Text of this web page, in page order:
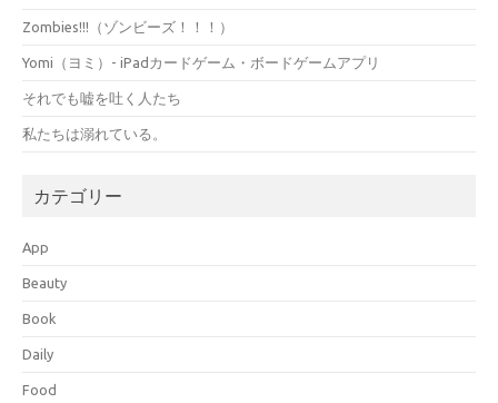
Zombies!!!（ゾンビーズ！！！）
Yomi（ヨミ）- iPadカードゲーム・ボードゲームアプリ
それでも嘘を吐く人たち
私たちは溺れている。
カテゴリー
App
Beauty
Book
Daily
Food